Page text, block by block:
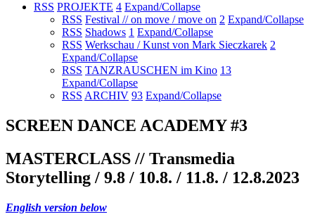
RSS PROJEKTE 4 Expand/Collapse
RSS Festival // on move / move on 2 Expand/Collapse
RSS Shadows 1 Expand/Collapse
RSS Werkschau / Kunst von Mark Sieczkarek 2
Expand/Collapse
RSS TANZRAUSCHEN im Kino 13
Expand/Collapse
RSS ARCHIV 93 Expand/Collapse
SCREEN DANCE ACADEMY #3
MASTERCLASS // Transmedia
Storytelling / 9.8 / 10.8. / 11.8. / 12.8.2023
English version below